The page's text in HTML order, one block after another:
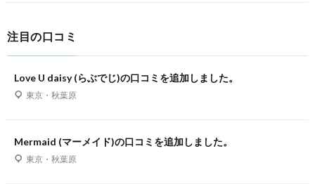
注目の口コミ
Love U daisy (らぶでじ)の口コミを追加しました。
東京・秋葉原
Mermaid (マーメイド)の口コミを追加しました。
東京・秋葉原